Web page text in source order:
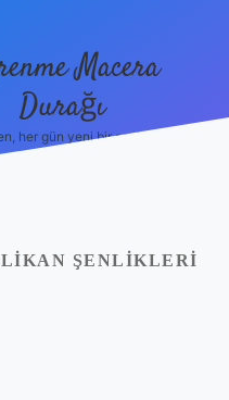
Macera
Durağı
her gün yeni bir şeyler öğren!
ŞENLIKLERI